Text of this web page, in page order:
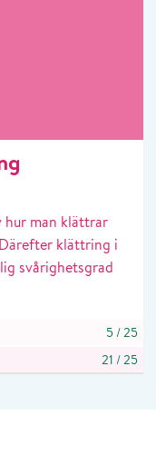
hur man klättrar
klättring i
svårighetsgrad
5 /25
21 /25